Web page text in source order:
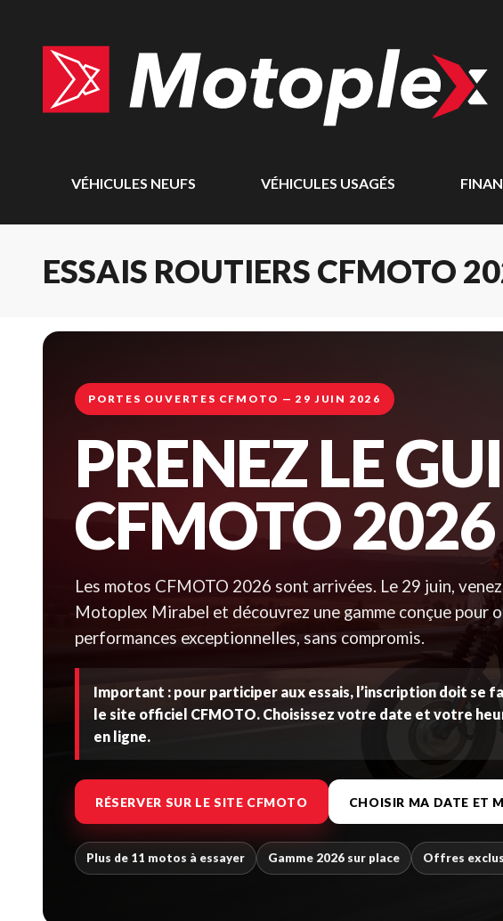
VÉHICULES NEUFS VÉHICULES USAGÉS
ESSAIS ROUTIERS CFMOTO
PORTES OUVERTES CFMOTO — 29 JUIN 2026
PRENEZ LE
CFMOTO 2026
Les motos CFMOTO 2026 sont arrivées. Le 29 juin,
Motoplex Mirabel et découvrez une gamme conçue pour
performances exceptionnelles, sans compromis.
Important : pour participer aux essais, l’inscription doit se
le site officiel CFMOTO. Choisissez votre date et votre
en ligne.
RÉSERVER SUR LE SITE CFMOTO CHOISIR MA DATE ET
Plus de 11 motos à essayer Gamme 2026 sur place Offres